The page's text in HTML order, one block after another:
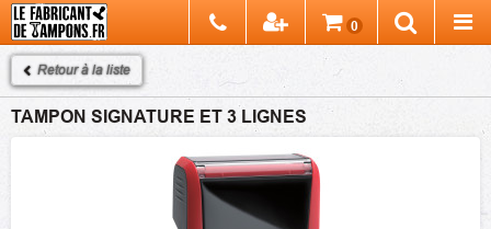
Retour à la liste
TAMPON SIGNATURE ET 3 LIGNES
0
Chercher